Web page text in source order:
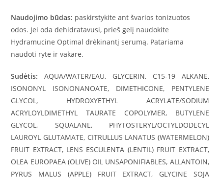
Naudojimo būdas: paskirstykite ant švarios tonizuotos
odos. Jei oda dehidratavusi, prieš gelį naudokite
Hydramucine Optimal drėkinantį serumą. Patariama
naudoti ryte ir vakare.
Sudėtis: AQUA/WATER/EAU, GLYCERIN, C15-19 ALKANE,
ISONONYL ISONONANOATE, DIMETHICONE, PENTYLENE
GLYCOL, HYDROXYETHYL ACRYLATE/SODIUM
ACRYLOYLDIMETHYL TAURATE COPOLYMER, BUTYLENE
GLYCOL, SQUALANE, PHYTOSTERYL/OCTYLDODECYL
LAUROYL GLUTAMATE, CITRULLUS LANATUS (WATERMELON)
FRUIT EXTRACT, LENS ESCULENTA (LENTIL) FRUIT EXTRACT,
OLEA EUROPAEA (OLIVE) OIL UNSAPONIFIABLES, ALLANTOIN,
PYRUS MALUS (APPLE) FRUIT EXTRACT, GLYCINE SOJA